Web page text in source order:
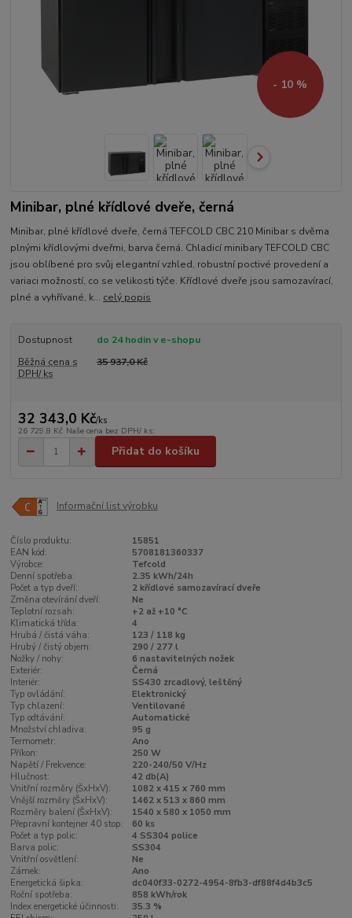
- 10 %
Minibar, plné křídlové dveře, černá
Minibar, plné křídlové dveře, černá TEFCOLD CBC 210 Minibar s dvěma
plnými křídlovými dveřmi, barva černá. Chladicí minibary TEFCOLD CBC
jsou oblíbené pro svůj elegantní vzhled, robustní poctivé provedení a
variaci možností, co se velikosti týče. Křídlové dveře jsou samozavírací,
plné a vyhřívané, k... celý popis
Dostupnost
do 24 hodin v e-shopu
Běžná cena s
DPH/ ks
35 937,0 Kč
32 343,0 Kč/ks
26 729,8 Kč Naše cena bez DPH/ ks:
Přidat do košíku
Informační list výrobku
Číslo produktu:
15851
EAN kód:
5708181360337
Výrobce:
Tefcold
Denní spotřeba:
2.35 kWh/24h
Počet a typ dveří:
2 křídlové samozavírací dveře
Změna otevírání dveří:
Ne
Teplotní rozsah:
+2 až +10 °C
Klimatická třída:
4
Hrubá / čistá váha:
123 / 118 kg
Hrubý / čistý objem:
290 / 277 l
Nožky / nohy:
6 nastavitelných nožek
Exteriér:
Černá
Interiér:
SS430 zrcadlový, leštěný
Typ ovládání:
Elektronický
Typ chlazení:
Ventilované
Typ odtávání:
Automatické
Množství chladiva:
95 g
Termometr:
Ano
Příkon:
250 W
Napětí / Frekvence:
220-240/50 V/Hz
Hlučnost:
42 db(A)
Vnitřní rozměry (ŠxHxV):
1082 x 415 x 760 mm
Vnější rozměry (ŠxHxV):
1462 x 513 x 860 mm
Rozměry balení (ŠxHxV):
1540 x 580 x 1050 mm
Přepravní kontejner 40 stop:
60 ks
Počet a typ polic:
4 SS304 police
Barva polic:
SS304
Vnitřní osvětlení:
Ne
Zámek:
Ano
Energetická šipka:
dc040f33-0272-4954-8fb3-df88f4d4b3c5
Roční spotřeba:
858 kWh/rok
Index energetické účinnosti:
35.3 %